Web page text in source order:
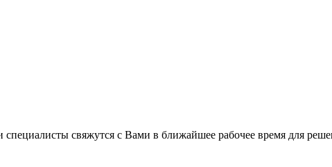
свяжутся с Вами в ближайшее рабочее время для